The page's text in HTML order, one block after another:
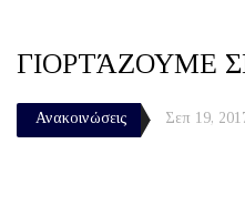
ΓΙΟΡΤΆΖΟΥΜΕ
Ανακοινώσεις Σεπ 19,